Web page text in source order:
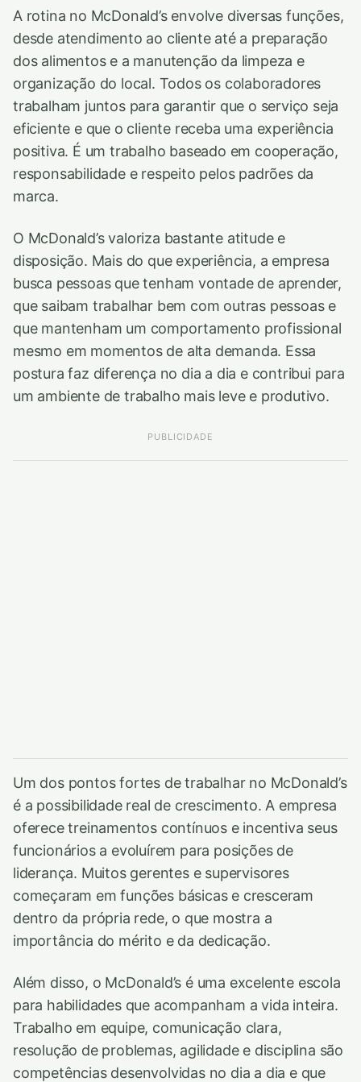
A rotina no McDonald’s envolve diversas funções,
desde atendimento ao cliente até a preparação
dos alimentos e a manutenção da limpeza e
organização do local. Todos os colaboradores
trabalham juntos para garantir que o serviço seja
eficiente e que o cliente receba uma experiência
positiva. É um trabalho baseado em cooperação,
responsabilidade e respeito pelos padrões da
marca.
O McDonald’s valoriza bastante atitude e
disposição. Mais do que experiência, a empresa
busca pessoas que tenham vontade de aprender,
que saibam trabalhar bem com outras pessoas e
que mantenham um comportamento profissional
mesmo em momentos de alta demanda. Essa
postura faz diferença no dia a dia e contribui para
um ambiente de trabalho mais leve e produtivo.
PUBLICIDADE
Um dos pontos fortes de trabalhar no McDonald’s
é a possibilidade real de crescimento. A empresa
oferece treinamentos contínuos e incentiva seus
funcionários a evoluírem para posições de
liderança. Muitos gerentes e supervisores
começaram em funções básicas e cresceram
dentro da própria rede, o que mostra a
importância do mérito e da dedicação.
Além disso, o McDonald’s é uma excelente escola
para habilidades que acompanham a vida inteira.
Trabalho em equipe, comunicação clara,
resolução de problemas, agilidade e disciplina são
competências desenvolvidas no dia a dia e que